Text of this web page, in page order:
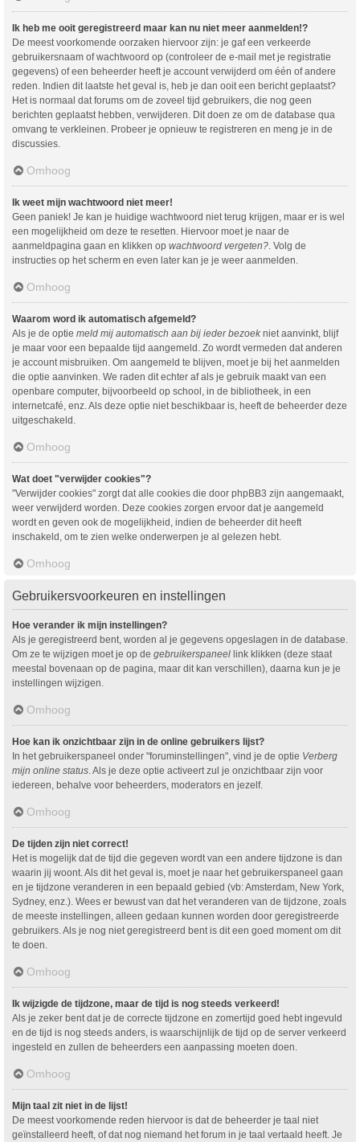
Ik heb me ooit geregistreerd maar kan nu niet meer aanmelden!?
De meest voorkomende oorzaken hiervoor zijn: je gaf een verkeerde
gebruikersnaam of wachtwoord op (controleer de e-mail met je registratie
gegevens) of een beheerder heeft je account verwijderd om één of andere
reden. Indien dit laatste het geval is, heb je dan ooit een bericht geplaatst?
Het is normaal dat forums om de zoveel tijd gebruikers, die nog geen
berichten geplaatst hebben, verwijderen. Dit doen ze om de database qua
omvang te verkleinen. Probeer je opnieuw te registreren en meng je in de
discussies.
Omhoog
Ik weet mijn wachtwoord niet meer!
Geen paniek! Je kan je huidige wachtwoord niet terug krijgen, maar er is wel
een mogelijkheid om deze te resetten. Hiervoor moet je naar de
aanmeldpagina gaan en klikken op wachtwoord vergeten? . Volg de
instructies op het scherm en even later kan je je weer aanmelden.
Omhoog
Waarom word ik automatisch afgemeld?
Als je de optie meld mij automatisch aan bij ieder bezoek niet aanvinkt, blijf
je maar voor een bepaalde tijd aangemeld. Zo wordt vermeden dat anderen
je account misbruiken. Om aangemeld te blijven, moet je bij het aanmelden
die optie aanvinken. We raden dit echter af als je gebruik maakt van een
openbare computer, bijvoorbeeld op school, in de bibliotheek, in een
internetcafé, enz. Als deze optie niet beschikbaar is, heeft de beheerder deze
uitgeschakeld.
Omhoog
Wat doet "verwijder cookies"?
"Verwijder cookies" zorgt dat alle cookies die door phpBB3 zijn aangemaakt,
weer verwijderd worden. Deze cookies zorgen ervoor dat je aangemeld
wordt en geven ook de mogelijkheid, indien de beheerder dit heeft
inschakeld, om te zien welke onderwerpen je al gelezen hebt.
Omhoog
Gebruikersvoorkeuren en instellingen
Hoe verander ik mijn instellingen?
Als je geregistreerd bent, worden al je gegevens opgeslagen in de database.
Om ze te wijzigen moet je op de gebruikerspaneel link klikken (deze staat
meestal bovenaan op de pagina, maar dit kan verschillen), daarna kun je je
instellingen wijzigen.
Omhoog
Hoe kan ik onzichtbaar zijn in de online gebruikers lijst?
In het gebruikerspaneel onder "foruminstellingen", vind je de optie Verberg
mijn online status . Als je deze optie activeert zul je onzichtbaar zijn voor
iedereen, behalve voor beheerders, moderators en jezelf.
Omhoog
De tijden zijn niet correct!
Het is mogelijk dat de tijd die gegeven wordt van een andere tijdzone is dan
waarin jij woont. Als dit het geval is, moet je naar het gebruikerspaneel gaan
en je tijdzone veranderen in een bepaald gebied (vb: Amsterdam, New York,
Sydney, enz.). Wees er bewust van dat het veranderen van de tijdzone, zoals
de meeste instellingen, alleen gedaan kunnen worden door geregistreerde
gebruikers. Als je nog niet geregistreerd bent is dit een goed moment om dit
te doen.
Omhoog
Ik wijzigde de tijdzone, maar de tijd is nog steeds verkeerd!
Als je zeker bent dat je de correcte tijdzone en zomertijd goed hebt ingevuld
en de tijd is nog steeds anders, is waarschijnlijk de tijd op de server verkeerd
ingesteld en zullen de beheerders een aanpassing moeten doen.
Omhoog
Mijn taal zit niet in de lijst!
De meest voorkomende reden hiervoor is dat de beheerder je taal niet
geïnstalleerd heeft, of dat nog niemand het forum in je taal vertaald heeft. Je